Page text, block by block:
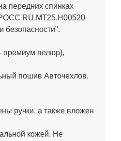
передних спинках
РОСС RU.МТ25.Н00520
премиум велюр),
пошив Авточехлов.
ручки, а также вложен
кожей. Не